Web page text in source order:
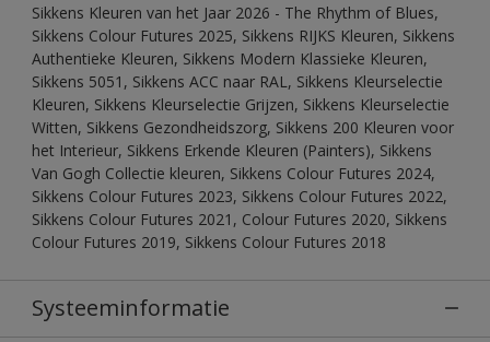
Sikkens Kleuren van het Jaar 2026 - The Rhythm of Blues,
Sikkens Colour Futures 2025, Sikkens RIJKS Kleuren, Sikkens
Authentieke Kleuren, Sikkens Modern Klassieke Kleuren,
Sikkens 5051, Sikkens ACC naar RAL, Sikkens Kleurselectie
Kleuren, Sikkens Kleurselectie Grijzen, Sikkens Kleurselectie
Witten, Sikkens Gezondheidszorg, Sikkens 200 Kleuren voor
het Interieur, Sikkens Erkende Kleuren (Painters), Sikkens
Van Gogh Collectie kleuren, Sikkens Colour Futures 2024,
Sikkens Colour Futures 2023, Sikkens Colour Futures 2022,
Sikkens Colour Futures 2021, Colour Futures 2020, Sikkens
Colour Futures 2019, Sikkens Colour Futures 2018
Systeeminformatie